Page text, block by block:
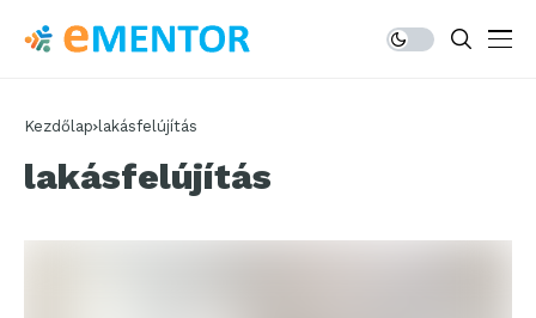
Kezdőlap lakásfelújítás
lakásfelújítás